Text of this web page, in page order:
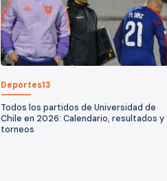
Deportes13
Todos los partidos de Universidad de
Chile en 2026: Calendario, resultados y
torneos